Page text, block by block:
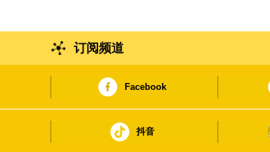
订阅频道
Facebook
抖音